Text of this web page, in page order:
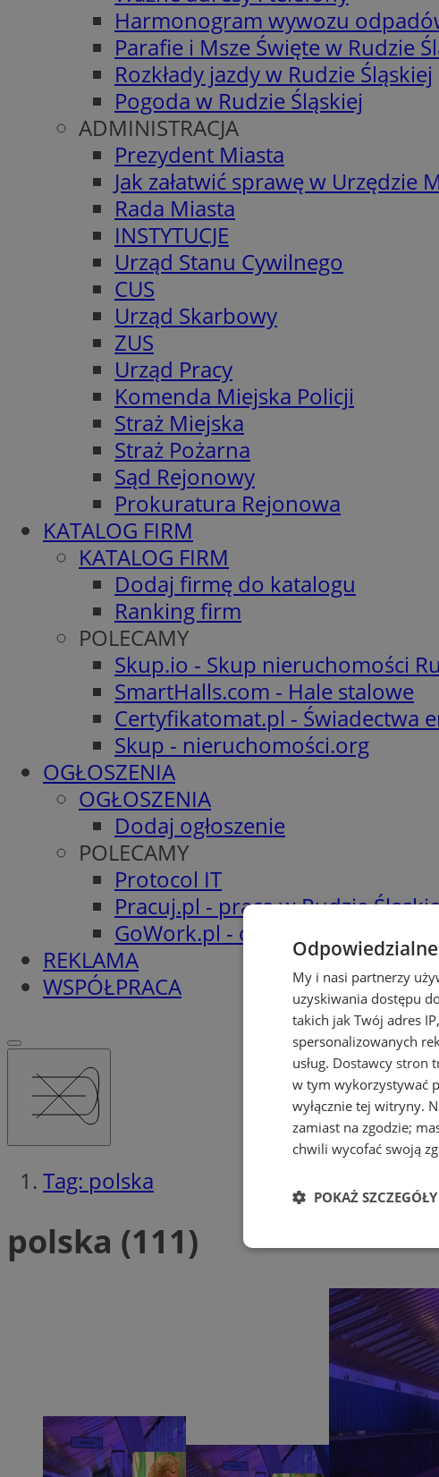
Harmonogram wywozu
Parafie i Msze Święte w Rudzie
Rozkłady jazdy w Rudzie Śląskiej
Pogoda w Rudzie Śląskiej
ADMINISTRACJA
Prezydent Miasta
Jak załatwić sprawę w Urzędzie
Rada Miasta
INSTYTUCJE
Urząd Stanu Cywilnego
CUS
Urząd Skarbowy
ZUS
Urząd Pracy
Komenda Miejska Policji
Straż Miejska
Straż Pożarna
Sąd Rejonowy
Prokuratura Rejonowa
KATALOG FIRM
KATALOG FIRM
Dodaj firmę do katalogu
Ranking firm
POLECAMY
Skup.io - Skup nieruchomości
SmartHalls.com - Hale stalowe
Certyfikatomat.pl - Świadectwa
Skup - nieruchomości.org
OGŁOSZENIA
OGŁOSZENIA
Dodaj ogłoszenie
POLECAMY
Protocol IT
Pracuj.pl - praca w Rudzie
GoWork.pl - oferty pracy
REKLAMA
WSPÓŁPRACA
Tag: polska
polska (111)
My i nasi partnerzy
uzyskiwania dostępu
takich jak Twój adres
spersonalizowanych
usług. Dostawcy stron
w tym wykorzystywać
wyłącznie tej witryny.
zamiast na zgodzie;
chwili wycofać swoją
POKAŻ SZCZEGÓŁY
Niezbędne
Niezbędne
Niezbędne pliki cookie
zarządzanie kontem. Bez
Nazwa